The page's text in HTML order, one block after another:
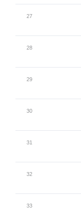
27
28
29
30
31
32
33